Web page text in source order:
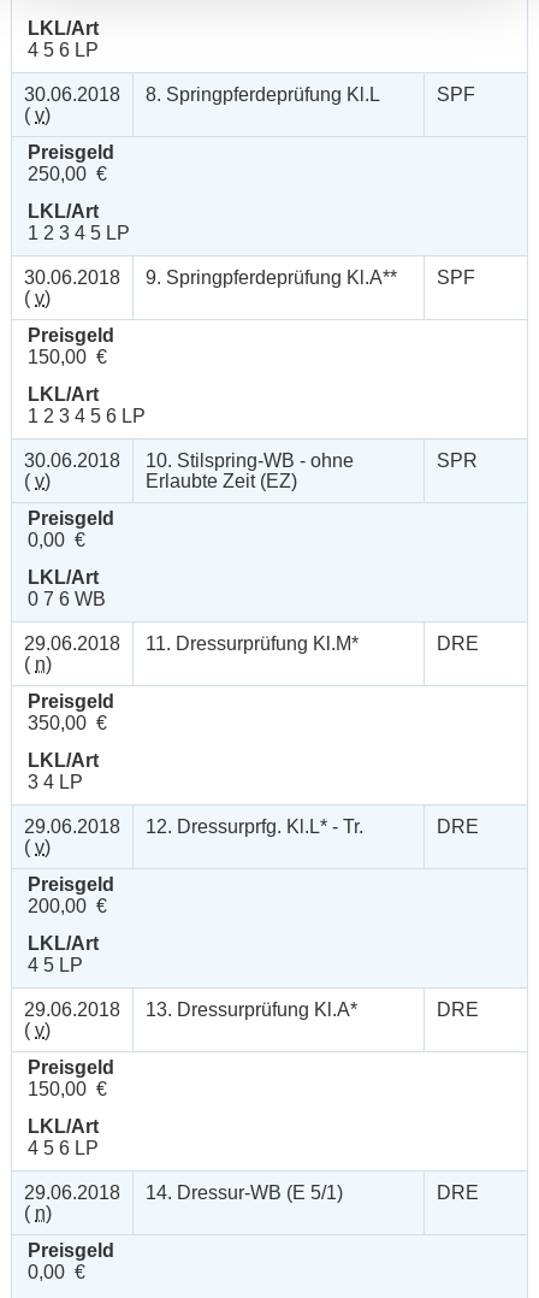
LKL/Art
4 5 6 LP
30.06.2018
( v)
8. Springpferdeprüfung Kl.L SPF
Preisgeld
250,00 €
LKL/Art
1 2 3 4 5 LP
30.06.2018
( v)
9. Springpferdeprüfung Kl.A** SPF
Preisgeld
150,00 €
LKL/Art
1 2 3 4 5 6 LP
30.06.2018
( v)
10. Stilspring-WB - ohne
Erlaubte Zeit (EZ)
SPR
Preisgeld
0,00 €
LKL/Art
0 7 6 WB
29.06.2018
( n)
11. Dressurprüfung Kl.M* DRE
Preisgeld
350,00 €
LKL/Art
3 4 LP
29.06.2018
( v)
12. Dressurprfg. Kl.L* - Tr. DRE
Preisgeld
200,00 €
LKL/Art
4 5 LP
29.06.2018
( v)
13. Dressurprüfung Kl.A* DRE
Preisgeld
150,00 €
LKL/Art
4 5 6 LP
29.06.2018
( n)
14. Dressur-WB (E 5/1) DRE
Preisgeld
0,00 €